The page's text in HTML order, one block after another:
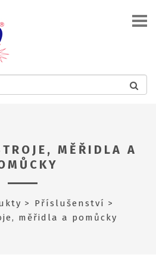
MĚŘIDLA A
Příslušenství
měřidla a pomůcky